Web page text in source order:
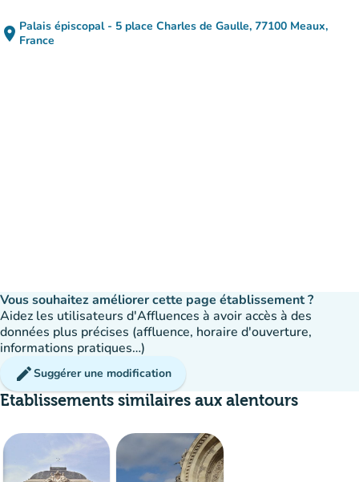
place Palais épiscopal - 5 place Charles de Gaulle, 77100 Meaux,
France
Vous souhaitez améliorer cette page établissement ?
Aidez les utilisateurs d'Affluences à avoir accès à des
données plus précises (affluence, horaire d'ouverture,
informations pratiques…)
editSuggérer une modification
Etablissements similaires aux alentours